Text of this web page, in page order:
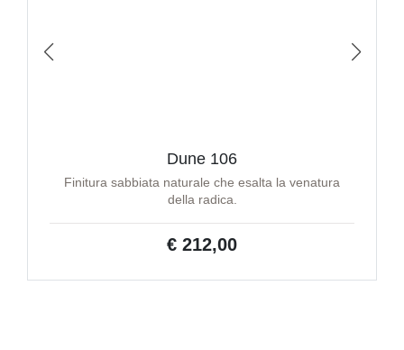
Dune 106
Finitura sabbiata naturale che esalta la venatura
della radica.
€ 212,00